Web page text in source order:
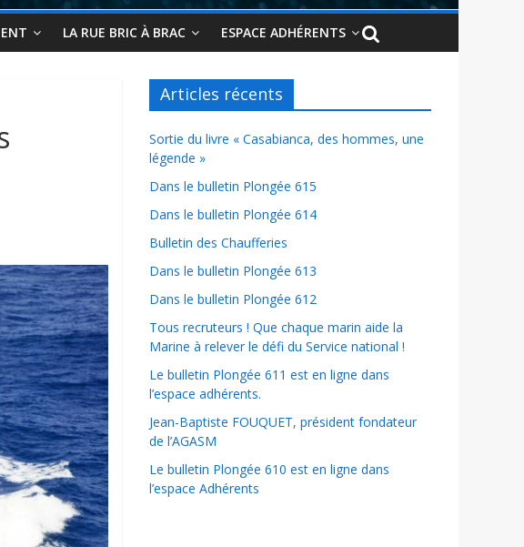
LA RUE BRIC À BRAC ESPACE ADHÉRENTS
Articles récents
Sortie du livre « Casabianca, des hommes, une
légende »
Dans le bulletin Plongée 615
Dans le bulletin Plongée 614
Bulletin des Chaufferies
Dans le bulletin Plongée 613
Dans le bulletin Plongée 612
Tous recruteurs ! Que chaque marin aide la
Marine à relever le défi du Service national !
Le bulletin Plongée 611 est en ligne dans
l’espace adhérents.
Jean-Baptiste FOUQUET, président fondateur
de l’AGASM
Le bulletin Plongée 610 est en ligne dans
l’espace Adhérents